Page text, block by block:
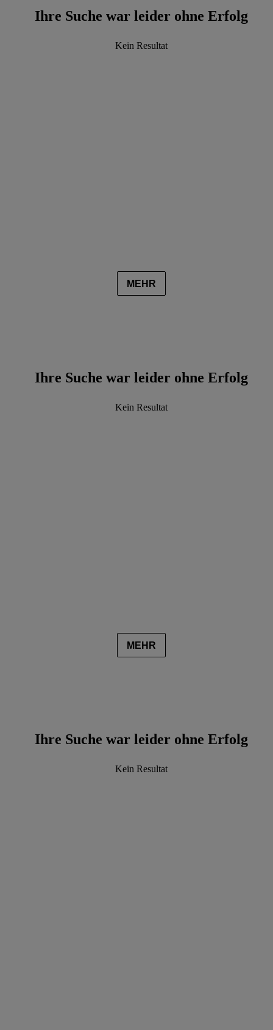
Ihre Suche war leider ohne Erfolg
Kein Resultat
MEHR
Ihre Suche war leider ohne Erfolg
Kein Resultat
MEHR
Ihre Suche war leider ohne Erfolg
Kein Resultat